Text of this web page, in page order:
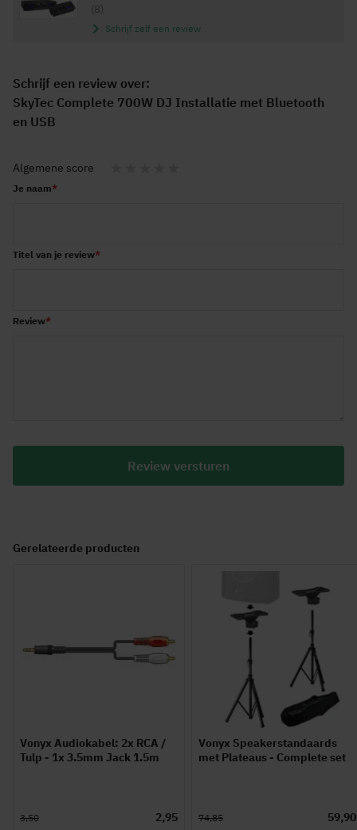
(8)
Schrijf zelf een review
Schrijf een review over:
SkyTec Complete 700W DJ Installatie met Bluetooth
en USB
Algemene score
Je naam
Titel van je review
Review
Review versturen
Gerelateerde producten
Vonyx Audiokabel: 2x RCA /
Tulp - 1x 3.5mm Jack 1.5m
2,95
3,50
Vonyx Speakerstandaards
met Plateaus - Complete set
59,90
74,85